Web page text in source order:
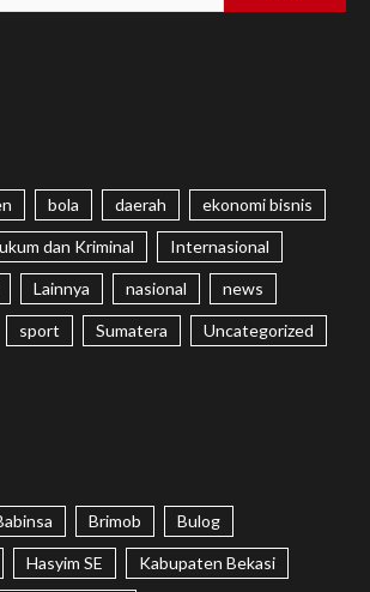
bola daerah ekonomi bisnis
dan Kriminal Internasional
Lainnya nasional news
sport Sumatera Uncategorized
Brimob Bulog
Hasyim SE Kabupaten Bekasi